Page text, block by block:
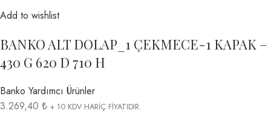
Add to wishlist
BANKO ALT DOLAP_1 ÇEKMECE-1 KAPAK –
430 G 620 D 710 H
Banko Yardımcı Ürünler
3.269,40 ₺ + 10 KDV HARİÇ FİYATIDIR.